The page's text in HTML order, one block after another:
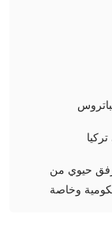
في محيط المشروع أكثر من 240 مرفق حيوي من
وخاصة